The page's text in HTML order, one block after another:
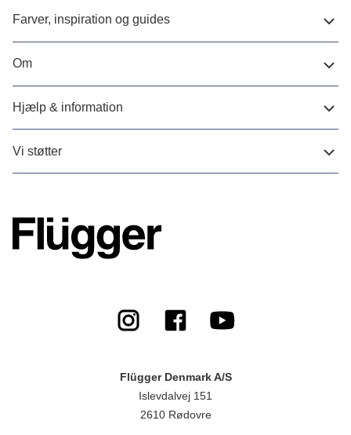
Farver, inspiration og guides
Om
Hjælp & information
Vi støtter
Flügger Denmark A/S
Islevdalvej 151
2610 Rødovre